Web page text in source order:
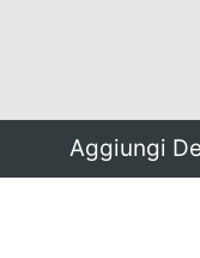
Aggiungi